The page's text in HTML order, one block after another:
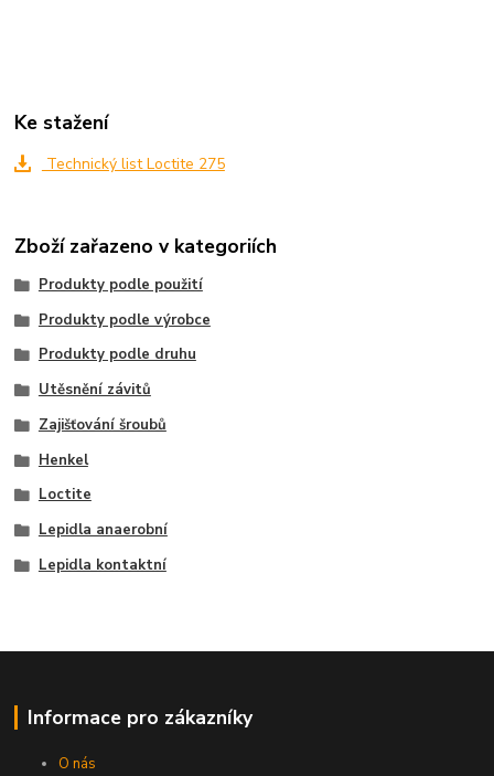
Ke stažení
Technický list Loctite 275
Zboží zařazeno v kategoriích
Produkty podle použití
Produkty podle výrobce
Produkty podle druhu
Utěsnění závitů
Zajišťování šroubů
Henkel
Loctite
Lepidla anaerobní
Lepidla kontaktní
Informace pro zákazníky
O nás